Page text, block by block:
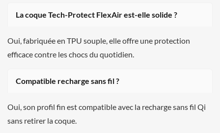
La coque Tech-Protect FlexAir est-elle solide ?
Oui, fabriquée en TPU souple, elle offre une protection
efficace contre les chocs du quotidien.
Compatible recharge sans fil ?
Oui, son profil fin est compatible avec la recharge sans fil Qi
sans retirer la coque.